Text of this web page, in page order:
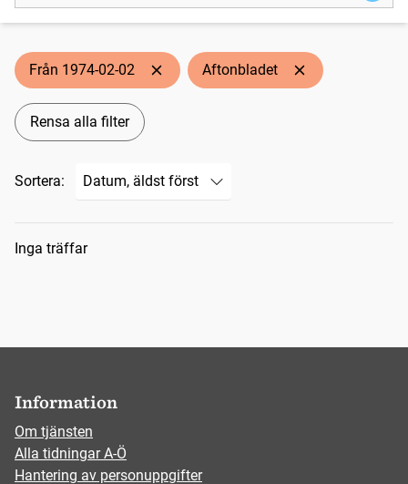
Från 1974-02-02 Aftonbladet
Rensa alla filter
Sortera:
Sökresultat
Inga träffar
Information
Om tjänsten
Alla tidningar A-Ö
Hantering av personuppgifter